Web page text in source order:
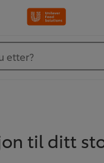
etter?
til ditt